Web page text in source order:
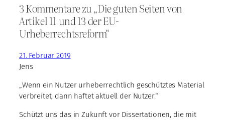
3 Kommentare zu „Die guten Seiten von
Artikel 11 und 13 der EU-
Urheberrechtsreform“
21. Februar 2019
Jens
„Wenn ein Nutzer urheberrechtlich geschütztes Material
verbreitet, dann haftet aktuell der Nutzer.“
Schützt uns das in Zukunft vor Dissertationen, die mit